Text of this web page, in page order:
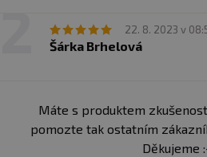
22. 8. 2023 v
Šárka Brhelová
Máte s produktem
pomozte tak ostatním
Děkujeme